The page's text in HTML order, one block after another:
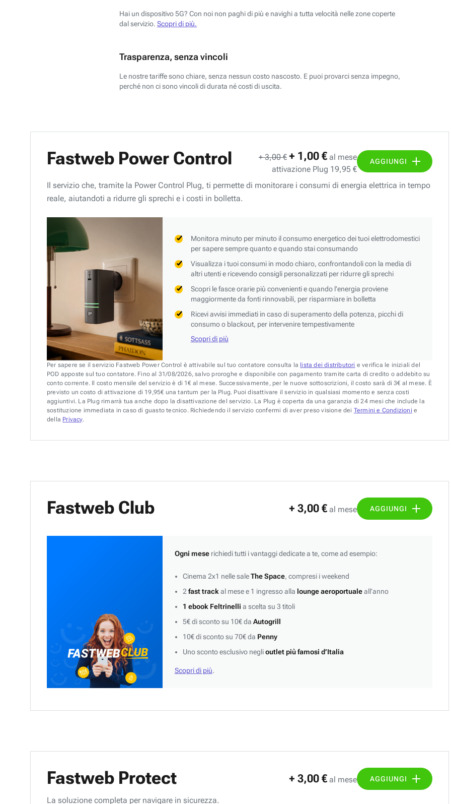
Hai un dispositivo 5G? Con noi non paghi di più e navighi a tutta velocità nelle zone coperte
dal servizio. Scopri di più.
Trasparenza, senza vincoli
Le nostre tariffe sono chiare, senza nessun costo nascosto. E puoi provarci senza impegno,
perché non ci sono vincoli di durata né costi di uscita.
Fastweb Power Control + 3,00 € + 1,00 € al mese
attivazione Plug 19,95 €
AGGIUNGI
Il servizio che, tramite la Power Control Plug, ti permette di monitorare i consumi di energia elettrica in tempo
reale, aiutandoti a ridurre gli sprechi e i costi in bolletta.
Monitora minuto per minuto il consumo energetico dei tuoi elettrodomestici
per sapere sempre quanto e quando stai consumando
Visualizza i tuoi consumi in modo chiaro, confrontandoli con la media di
altri utenti e ricevendo consigli personalizzati per ridurre gli sprechi
Scopri le fasce orarie più convenienti e quando l’energia proviene
maggiormente da fonti rinnovabili, per risparmiare in bolletta
Ricevi avvisi immediati in caso di superamento della potenza, picchi di
consumo o blackout, per intervenire tempestivamente
Scopri di più
Per sapere se il servizio Fastweb Power Control è attivabile sul tuo contatore consulta la lista dei distributori e verifica le iniziali del
POD apposte sul tuo contatore. Fino al 31/08/2026, salvo proroghe e disponibile con pagamento tramite carta di credito o addebito su
conto corrente. Il costo mensile del servizio è di 1€ al mese. Successivamente, per le nuove sottoscrizioni, il costo sarà di 3€ al mese. È
previsto un costo di attivazione di 19,95€ una tantum per la Plug. Puoi disattivare il servizio in qualsiasi momento e senza costi
aggiuntivi. La Plug rimarrà tua anche dopo la disattivazione del servizio. La Plug è coperta da una garanzia di 24 mesi che include la
sostituzione immediata in caso di guasto tecnico. Richiedendo il servizio confermi di aver preso visione dei Termini e Condizioni e
della Privacy.
Fastweb Club + 3,00 € al mese AGGIUNGI
Ogni meserichiedi tutti i vantaggi dedicate a te, come ad esempio:
Cinema 2x1 nelle saleThe Space, compresi i weekend
2 fast track al mese e 1 ingresso alla lounge aeroportualeall’anno
1 ebook Feltrinelli a scelta su 3 titoli
5€ di sconto su 10€ da Autogrill
10€ di sconto su 70€ da Penny
Uno sconto esclusivo neglioutlet più famosi d’Italia
Scopri di più.
Fastweb Protect + 3,00 € al mese AGGIUNGI
La soluzione completa per navigare in sicurezza.